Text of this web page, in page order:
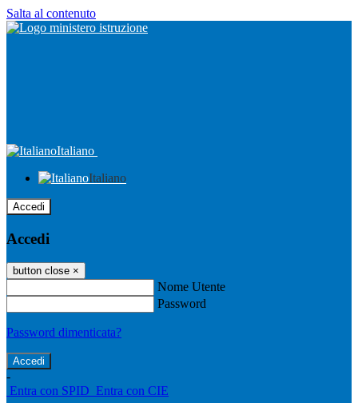
Salta al contenuto
Italiano
Italiano
Accedi
Accedi
button close ×
Nome Utente
Password
Password dimenticata?
-
Entra con SPID Entra con CIE